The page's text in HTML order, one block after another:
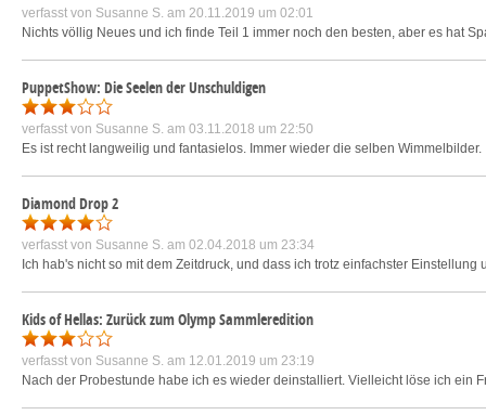
verfasst von Susanne S. am 20.11.2019 um 02:01
Nichts völlig Neues und ich finde Teil 1 immer noch den besten, aber es hat
PuppetShow: Die Seelen der Unschuldigen
verfasst von Susanne S. am 03.11.2018 um 22:50
Es ist recht langweilig und fantasielos. Immer wieder die selben
Diamond Drop 2
verfasst von Susanne S. am 02.04.2018 um 23:34
Ich hab's nicht so mit dem Zeitdruck, und dass ich trotz einfachster
Kids of Hellas: Zurück zum Olymp Sammleredition
verfasst von Susanne S. am 12.01.2019 um 23:19
Nach der Probestunde habe ich es wieder deinstalliert. Vielleicht löse ich ein